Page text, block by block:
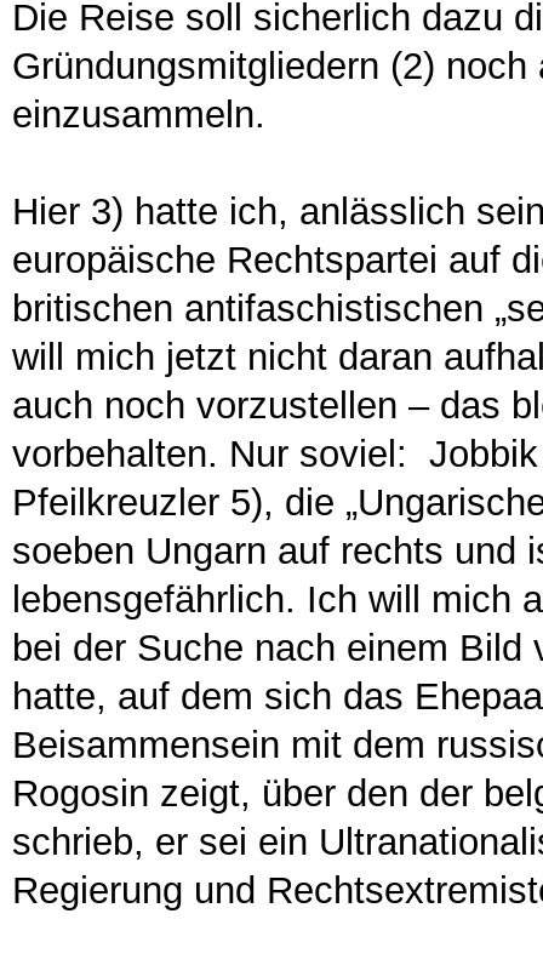
Die Reise soll sicherlich dazu
Gründungsmitgliedern (2)
einzusammeln.
Hier 3) hatte ich, anlässlich
europäische Rechtspartei auf
britischen antifaschistischen
will mich jetzt nicht daran
auch noch vorzustellen – das
vorbehalten. Nur soviel:
Pfeilkreuzler 5), die
soeben Ungarn auf rechts und
lebensgefährlich. Ich will mich
bei der Suche nach einem
hatte, auf dem sich das
Beisammensein mit dem
Rogosin zeigt, über den der
schrieb, er sei ein
Regierung und